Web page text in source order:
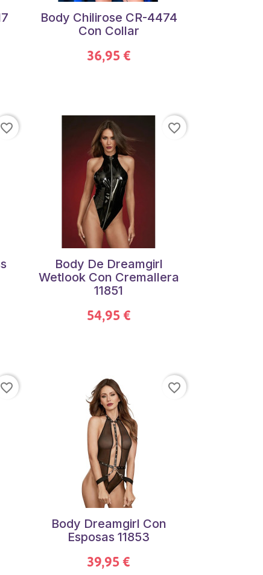
Body Chilirose CR-4474
Con Collar
36,95 €
favorite_border
Body De Dreamgirl
Wetlook Con Cremallera
11851
54,95 €
favorite_border
favorite_border
Body Dreamgirl Con
Esposas 11853
39,95 €
favorite_border